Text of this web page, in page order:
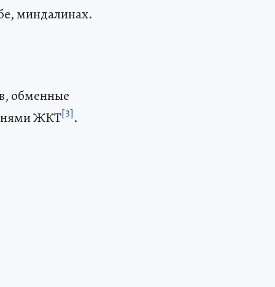
миндалинах.
обменные
ЖКТ[3].